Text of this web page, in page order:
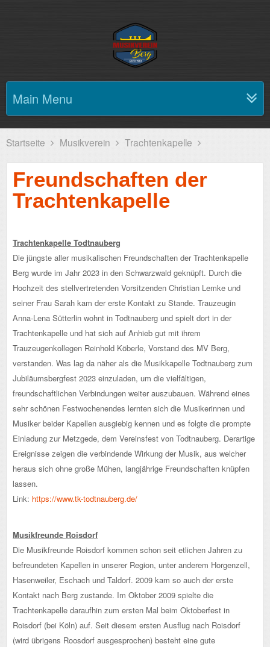
Main Menu
Startseite Musikverein Trachtenkapelle
Freundschaften der
Trachtenkapelle
Trachtenkapelle Todtnauberg
Die jüngste aller musikalischen Freundschaften der Trachtenkapelle
Berg wurde im Jahr 2023 in den Schwarzwald geknüpft. Durch die
Hochzeit des stellvertretenden Vorsitzenden Christian Lemke und
seiner Frau Sarah kam der erste Kontakt zu Stande. Trauzeugin
Anna-Lena Sütterlin wohnt in Todtnauberg und spielt dort in der
Trachtenkapelle und hat sich auf Anhieb gut mit ihrem
Trauzeugenkollegen Reinhold Köberle, Vorstand des MV Berg,
verstanden. Was lag da näher als die Musikkapelle Todtnauberg zum
Jubiläumsbergfest 2023 einzuladen, um die vielfältigen,
freundschaftlichen Verbindungen weiter auszubauen. Während eines
sehr schönen Festwochenendes lernten sich die Musikerinnen und
Musiker beider Kapellen ausgiebig kennen und es folgte die prompte
Einladung zur Metzgede, dem Vereinsfest von Todtnauberg. Derartige
Ereignisse zeigen die verbindende Wirkung der Musik, aus welcher
heraus sich ohne große Mühen, langjährige Freundschaften knüpfen
lassen.
Link: https://www.tk-todtnauberg.de/
Musikfreunde Roisdorf
Die Musikfreunde Roisdorf kommen schon seit etlichen Jahren zu
befreundeten Kapellen in unserer Region, unter anderem Horgenzell,
Hasenweiler, Eschach und Taldorf. 2009 kam so auch der erste
Kontakt nach Berg zustande. Im Oktober 2009 spielte die
Trachtenkapelle daraufhin zum ersten Mal beim Oktoberfest in
Roisdorf (bei Köln) auf. Seit diesem ersten Ausflug nach Roisdorf
(wird übrigens Roosdorf ausgesprochen) besteht eine gute